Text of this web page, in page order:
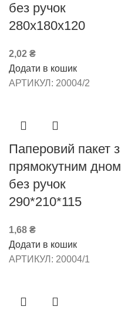
без ручок
280х180х120
2,02 ₴
Додати в кошик
АРТИКУЛ: 20004/2
Паперовий пакет з
прямокутним дном
без ручок
290*210*115
1,68 ₴
Додати в кошик
АРТИКУЛ: 20004/1